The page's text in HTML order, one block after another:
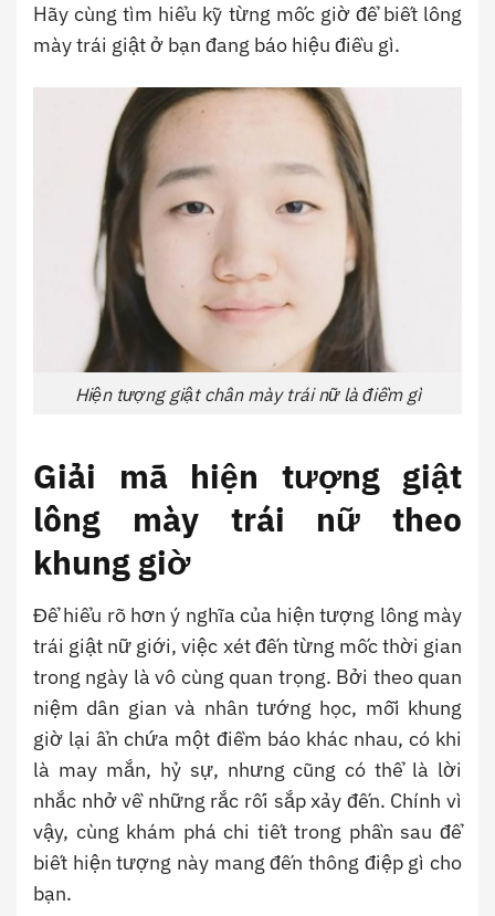
Hãy cùng tìm hiểu kỹ từng mốc giờ để biết lông
mày trái giật ở bạn đang báo hiệu điều gì.
Hiện tượng giật chân mày trái nữ là điềm gì
Giải mã hiện tượng giật
lông mày trái nữ theo
khung giờ
Để hiểu rõ hơn ý nghĩa của hiện tượng lông mày
trái giật nữ giới, việc xét đến từng mốc thời gian
trong ngày là vô cùng quan trọng. Bởi theo quan
niệm dân gian và nhân tướng học, mỗi khung
giờ lại ẩn chứa một điềm báo khác nhau, có khi
là may mắn, hỷ sự, nhưng cũng có thể là lời
nhắc nhở về những rắc rối sắp xảy đến. Chính vì
vậy, cùng khám phá chi tiết trong phần sau để
biết hiện tượng này mang đến thông điệp gì cho
bạn.